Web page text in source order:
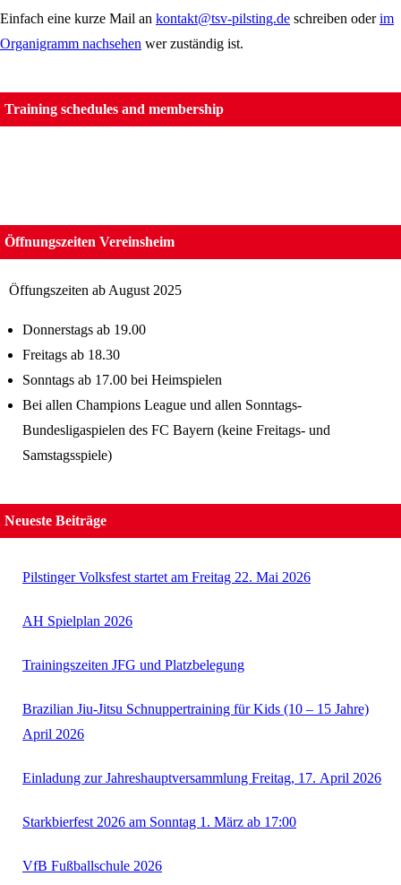
Einfach eine kurze Mail an kontakt@tsv-pilsting.de schreiben oderim
Organigramm nachsehen wer zuständig ist.
Training schedules and membership
Öffnungszeiten Vereinsheim
Öffungszeiten ab August 2025
Donnerstags ab 19.00
Freitags ab 18.30
Sonntags ab 17.00 bei Heimspielen
Bei allen Champions League und allen Sonntags-
Bundesligaspielen des FC Bayern (keine Freitags- und
Samstagsspiele)
Neueste Beiträge
Pilstinger Volksfest startet am Freitag 22. Mai 2026
AH Spielplan 2026
Trainingszeiten JFG und Platzbelegung
Brazilian Jiu-Jitsu Schnuppertraining für Kids (10 – 15 Jahre)
April 2026
Einladung zur Jahreshauptversammlung Freitag, 17. April 2026
Starkbierfest 2026 am Sonntag 1. März ab 17:00
VfB Fußballschule 2026